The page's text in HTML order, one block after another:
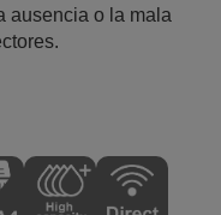
ausencia o la mala